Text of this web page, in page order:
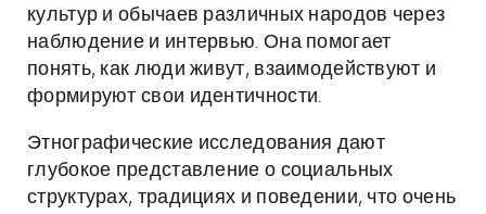
культур и обычаев различных народов через
наблюдение и интервью. Она помогает
понять, как люди живут, взаимодействуют и
формируют свои идентичности.
Этнографические исследования дают
глубокое представление о социальных
структурах, традициях и поведении, что очень